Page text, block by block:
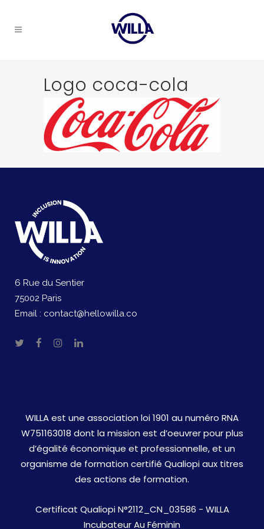
Logo coca-cola
6 Rue du Sentier
75002 Paris
Email : contact@hellowilla.co
WILLA est une association loi 1901 au numéro RNA
W751163018 dont la mission est d’oeuvrer pour plus
d’égalité économique et professionnelle, et un
organisme de formation certifié Qualiopi aux titres
des actions de formation.
Certificat Qualiopi N°2112_CN_03586 - WILLA
Incubateur Au Féminin